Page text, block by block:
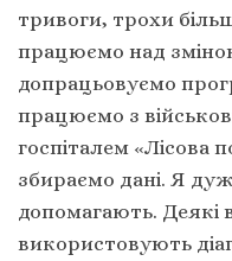
тривоги, трохи
працюємо над
допрацьовуємо
працюємо з
госпіталем «Лісова
збираємо дані. Я
допомагають. Деякі
використовують